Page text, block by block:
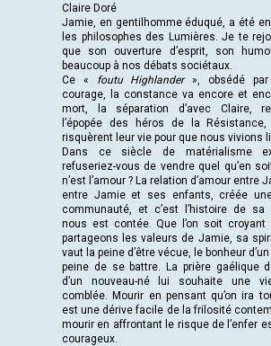
Claire Doré
Jamie, en gentilhomme éduqué, a été
les philosophes des Lumières. Je te
que son ouverture d’esprit, son
beaucoup à nos débats sociétaux.
Ce «
foutu Highlander», obsédé par
courage, la constance va encore et
mort, la séparation d’avec Claire,
l’épopée des héros de la
risquèrent leur vie pour que nous vivions
Dans ce siècle de matérialisme
refuseriez-vous de vendre quel qu’en
n’est l’amour ? La relation d’amour entre
entre Jamie et ses enfants, créée
communauté, et c’est l’histoire de sa
nous est contée. Que l’on soit croyant
partageons les valeurs de Jamie, sa
vaut la peine d’être vécue, le bonheur
peine de se battre. La prière gaélique
d’un nouveau-né lui souhaite une
comblée. Mourir en pensant qu’on ira
est une dérive facile de la frilosité
mourir en affrontant le risque de l’enfer
courageux.